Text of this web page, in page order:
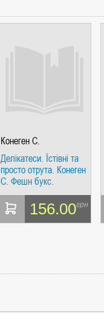
Конеген С.
Делікатеси. Їстівні та
просто отрута. Конеген
С. Фешн букс.
156.00грн